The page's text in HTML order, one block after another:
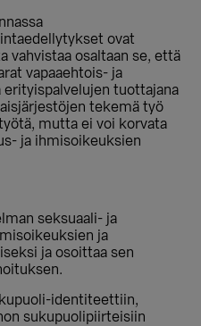
ovat
vahvistaa osaltaan se, että
vapaaehtois- ja
tuottajana
tekemä työ
mutta ei voi korvata
ja ihmisoikeuksien
seksuaali- ja
ja
ja osoittaa sen
identiteettiin,
sukupuolipiirteisiin